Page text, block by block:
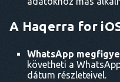
A Haqerra for
WhatsApp
követheti a
dátum részleteivel.